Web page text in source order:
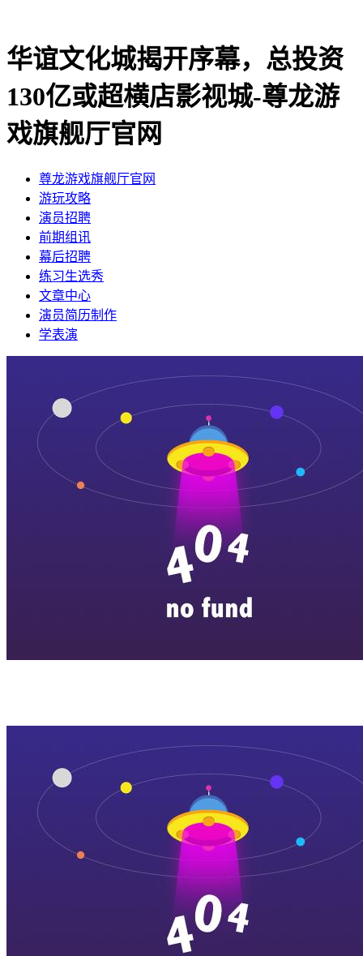
华谊文化城揭开序幕，总投资
130亿或超横店影视城-尊龙游
戏旗舰厅官网
尊龙游戏旗舰厅官网
​游玩攻略
​演员招聘
​前期组讯
​幕后招聘
​练习生选秀
文章中心
演员简历制作
学表演